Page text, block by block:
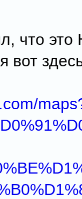
что это
вот